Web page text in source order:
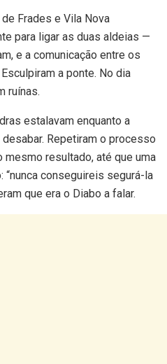
Frades e Vila Nova
para ligar as duas aldeias —
e a comunicação entre os
a ponte. No dia
ruínas.
estalavam enquanto a
Repetiram o processo
resultado, até que uma
conseguireis segurá-la
que era o Diabo a falar.